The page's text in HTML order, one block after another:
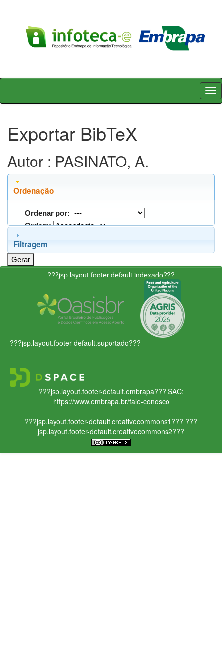
Skip
Exportar BibTeX
Autor : PASINATO, A.
Ordenação
Ordenar por:
Ordem:
Filtragem
???jsp.layout.footer-default.indexado???
???jsp.layout.footer-default.suportado???
???jsp.layout.footer-default.embrapa??? SAC:
https://www.embrapa.br/fale-conosco
???jsp.layout.footer-default.creativecommons1??? ???
jsp.layout.footer-default.creativecommons2???